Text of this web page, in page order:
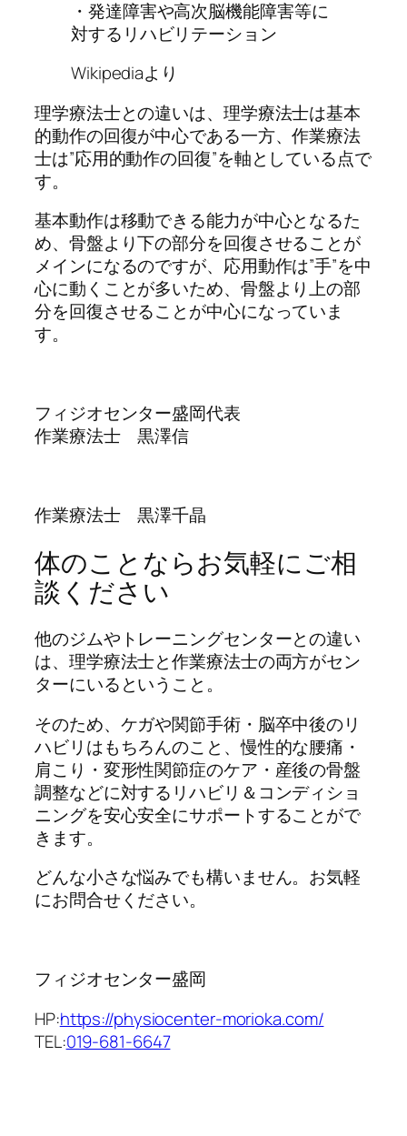
・発達障害や高次脳機能障害等に
対するリハビリテーション
Wikipediaより
理学療法士との違いは、理学療法士は基本
的動作の回復が中心である一方、作業療法
士は”応用的動作の回復”を軸としている点で
す。
基本動作は移動できる能力が中心となるた
め、骨盤より下の部分を回復させることが
メインになるのですが、応用動作は”手”を中
心に動くことが多いため、骨盤より上の部
分を回復させることが中心になっていま
す。
フィジオセンター盛岡代表
作業療法士 黒澤信
作業療法士 黒澤千晶
体のことならお気軽にご相
談ください
他のジムやトレーニングセンターとの違い
は、理学療法士と作業療法士の両方がセン
ターにいるということ。
そのため、ケガや関節手術・脳卒中後のリ
ハビリはもちろんのこと、慢性的な腰痛・
肩こり・変形性関節症のケア・産後の骨盤
調整などに対するリハビリ＆コンディショ
ニングを安心安全にサポートすることがで
きます。
どんな小さな悩みでも構いません。お気軽
にお問合せください。
フィジオセンター盛岡
HP:https://physiocenter-morioka.com/
TEL:019-681-6647